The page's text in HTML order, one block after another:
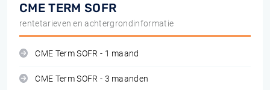
CME TERM SOFR
rentetarieven en achtergrondinformatie
CME Term SOFR - 1 maand
CME Term SOFR - 3 maanden